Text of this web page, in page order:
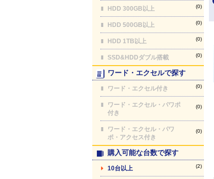
HDD 300GB以上 (0)
HDD 500GB以上 (0)
HDD 1TB以上 (0)
SSD&HDDダブル搭載 (0)
ワード・エクセルで探す
ワード・エクセル付き (0)
ワード・エクセル・パワポ
付き
(0)
ワード・エクセル・パワ
ポ・アクセス付き
(0)
購入可能な台数で探す
10台以上 (2)